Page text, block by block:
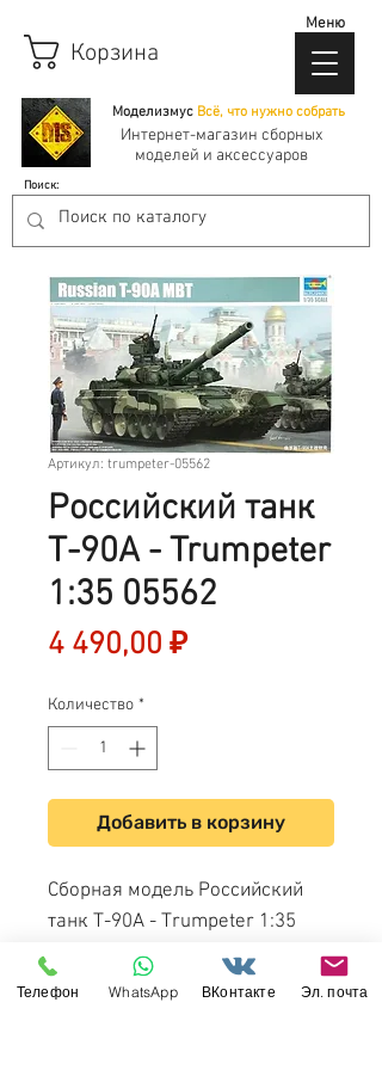
Моделизмус Всё, что нужно собрать
Корзина
Интернет-магазин сборных
моделей и аксессуаров
Поиск:
Меню
Артикул: trumpeter-05562
Российский танк
Т-90А - Trumpeter
1:35 05562
4 490,00 ₽Цена
Количество *
Добавить в корзину
Сборная модель Российский
танк Т-90А - Trumpeter 1:35
Телефон WhatsApp ВКонтакте Эл. почта